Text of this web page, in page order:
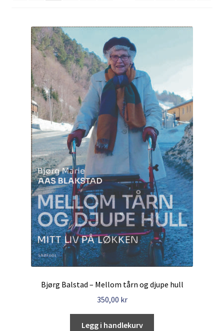
Min side
My Account
Om oss
Personvernerklæring
Bjørg Balstad – Mellom tårn og djupe hull
350,00 kr
Legg i handlekurv